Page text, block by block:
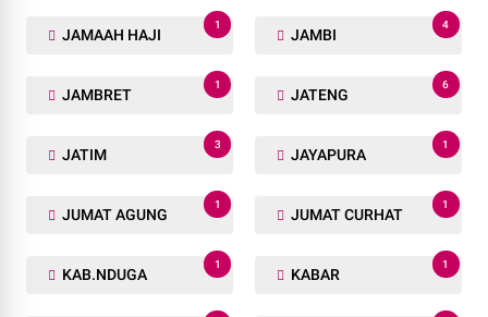
JAMAAH HAJI
1
JAMBI
4
JAMBRET
1
JATENG
6
JATIM
3
JAYAPURA
1
JUMAT AGUNG
1
JUMAT CURHAT
1
KAB.NDUGA
1
KABAR
1